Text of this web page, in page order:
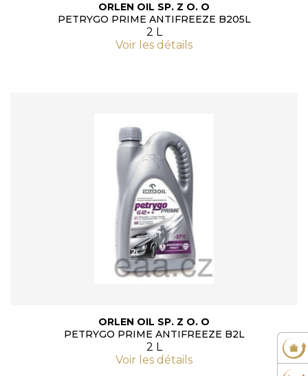
ORLEN OIL SP. Z O. O
PETRYGO PRIME ANTIFREEZE B205L
2 L
Voir les détails
ORLEN OIL SP. Z O. O
PETRYGO PRIME ANTIFREEZE B2L
2 L
Voir les détails